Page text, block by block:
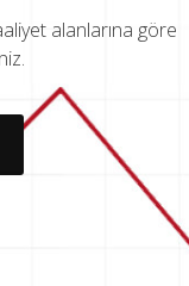
alanlarına göre